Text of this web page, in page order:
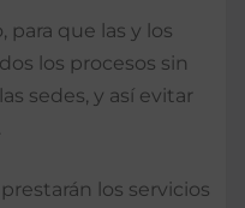
para que las y los
los procesos sin
sedes, y así evitar
los servicios